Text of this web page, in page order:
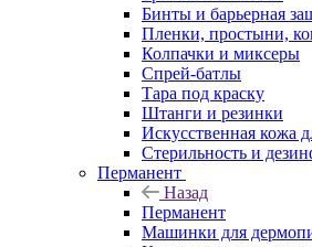
Бинты и барьерная
Пленки, простыни,
Колпачки и миксеры
Спрей-батлы
Тара под краску
Штанги и резинки
Искусственная кожа
Стерильность и
Перманент
Назад
Перманент
Машинки для